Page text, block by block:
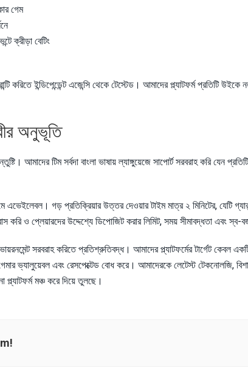
গেম
ক্রীড়া বেটিং
ইন্ডিপেন্ডেন্ট এজেন্সি থেকে টেস্টেড। আমাদের প্ল্যাটফর্ম প্রতিটি
অনুভূতি
আমাদের টিম সর্বদা বাংলা ভাষায় ল্যাঙ্গুয়েজে সাপোর্ট সরবরাহ করি যেন
এভেইলেবল। গড় প্রতিক্রিয়ার উত্তর দেওয়ার টাইম মাত্র ২ মিনিটের, যেটি
ও প্লেয়ারদের উদ্দেশ্যে ডিপোজিট করার লিমিট, সময় সীমাবদ্ধতা এবং স্ব-
সরবরাহ করিতে প্রতিশ্রুতিবদ্ধ। আমাদের প্ল্যাটফর্মের টার্গেট কেবল
ভ্যালুয়েবল এবং রেসপেক্টেড বোধ করে। আমাদেরকে লেটেস্ট টেকনোলজি,
প্ল্যাটফর্ম মঞ্চ করে দিয়ে তুলছে।